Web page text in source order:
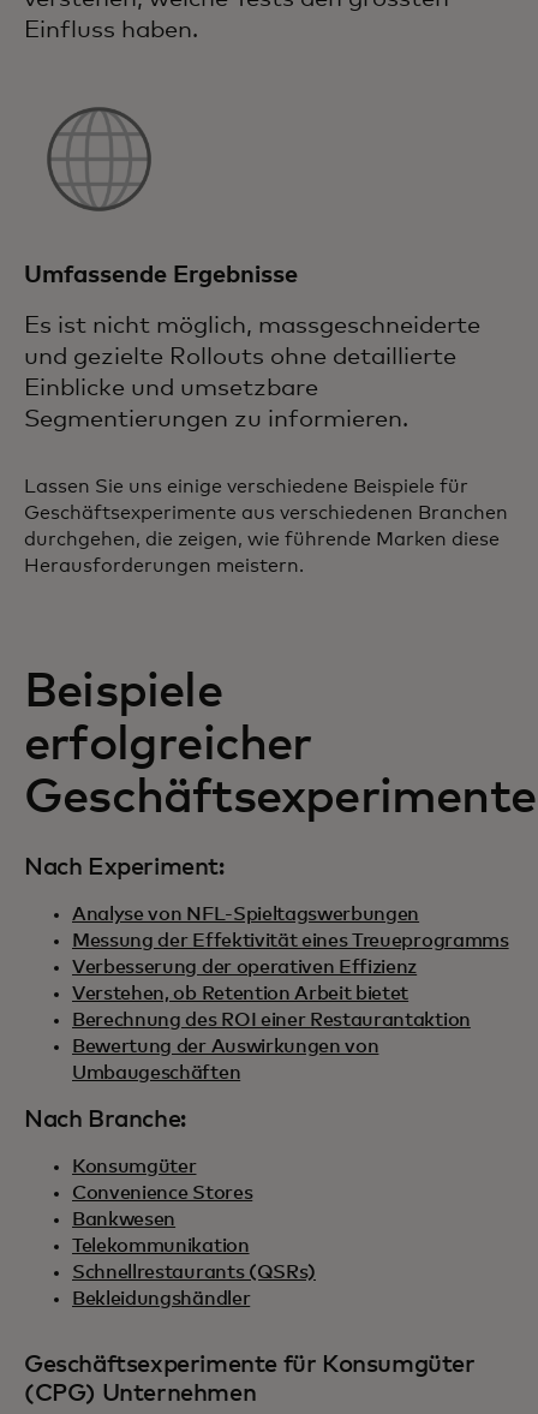
Einfluss haben.
Umfassende Ergebnisse
Es ist nicht möglich, massgeschneiderte
und gezielte Rollouts ohne detaillierte
Einblicke und umsetzbare
Segmentierungen zu informieren.
Lassen Sie uns einige verschiedene Beispiele für
Geschäftsexperimente aus verschiedenen Branchen
durchgehen, die zeigen, wie führende Marken diese
Herausforderungen meistern.
Beispiele
erfolgreicher
Geschäftsexperimente
Nach Experiment:
Analyse von NFL-Spieltagswerbungen
Messung der Effektivität eines Treueprogramms
Verbesserung der operativen Effizienz
Verstehen, ob Retention Arbeit bietet
Berechnung des ROI einer Restaurantaktion
Bewertung der Auswirkungen von
Umbaugeschäften
Nach Branche:
Konsumgüter
Convenience Stores
Bankwesen
Telekommunikation
Schnellrestaurants (QSRs)
Bekleidungshändler
Geschäftsexperimente für Konsumgüter
(CPG) Unternehmen